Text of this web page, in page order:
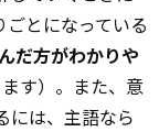
とになっている
だ方がわかりや
す）。また、意
には、主語なら